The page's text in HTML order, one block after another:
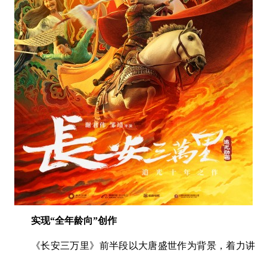
实现“全年龄向”创作
《长安三万里》前半段以大唐盛世作为背景，着力讲